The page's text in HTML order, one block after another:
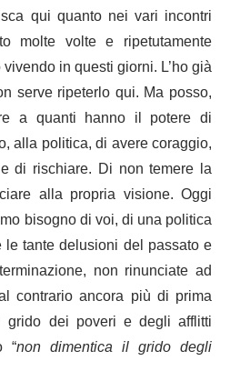
qui quanto nei vari incontri
molte volte e ripetutamente
in questi giorni. L’ho già
serve ripeterlo qui. Ma posso,
a quanti hanno il potere di
alla politica, di avere coraggio,
di rischiare. Di non temere la
alla propria visione. Oggi
bisogno di voi, di una politica
tante delusioni del passato e
non rinunciate ad
contrario ancora più di prima
grido dei poveri e degli afflitti
“non dimentica il grido degli